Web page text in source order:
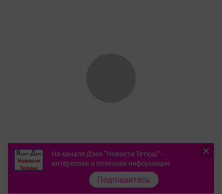
КонтактыНа канале Дзен "Новости Тетюш" -
интересная и полезная информация
Подпишитесь